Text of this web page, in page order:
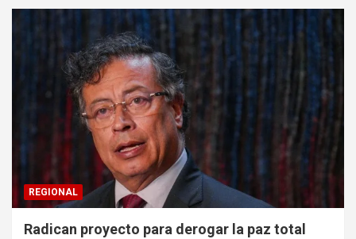
REGIONAL
Radican proyecto para derogar la paz total